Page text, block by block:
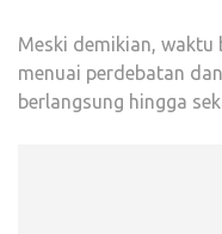
Meski demikian, waktu
menuai perdebatan
berlangsung hingga